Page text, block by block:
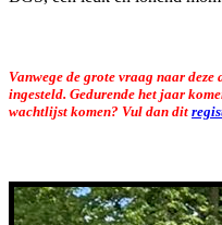
Vanwege de grote vraag naar
ingesteld. Gedurende het jaar
wachtlijst komen? Vul dan dit